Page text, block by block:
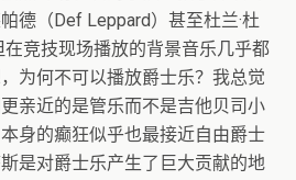
帕德（Def Leppard）甚至杜兰·杜
在竞技现场播放的背景音乐几乎都
为何不可以播放爵士乐？我总觉
亲近的是管乐而不是吉他贝司小
身的癫狂似乎也最接近自由爵士
是对爵士乐产生了巨大贡献的地